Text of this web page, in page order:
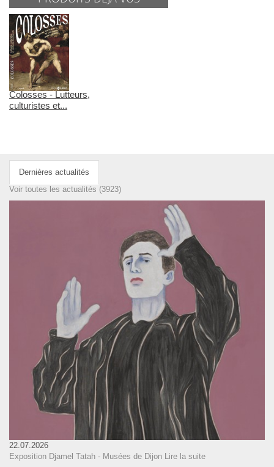
Colosses - Lutteurs,
culturistes et...
Dernières actualités
Voir toutes les actualités (3923)
22.07.2026
Exposition Djamel Tatah - Musées de Dijon Lire la suite